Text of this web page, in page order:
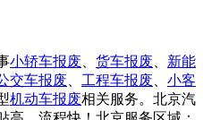
小轿车报废 货车报废
新能
交车报废 工程车报废
小客
机动车报废相关服务。北京汽